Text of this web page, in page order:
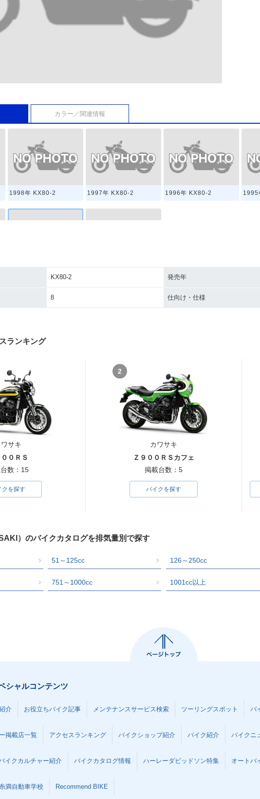
カラー／関連情報
1998年 KX80-2 1997年 KX80-2 1996年 KX80-2 1995
1991年 KX80-2
KX80-2 発売年
8 仕向け・仕様
ランキング
サキ
００ＲＳ
数：15
クを探す
2
カワサキ
Ｚ９００ＲＳカフェ
掲載台数：5
バイクを探す
）のバイクカタログを排気量別で探す
51～125cc 126～250cc
751～1000cc 1001cc以上
シャルコンテンツ
介 お役立ちバイク記事 メンテナンスサービス検索 ツーリングスポット バ
掲載店一覧 アクセスランキング バイクショップ紹介 バイク紹介 バイクニ
イクカルチャー紹介 バイクカタログ情報 ハーレーダビッドソン特集 オートバ
満自動車学校 Recommend BIKE